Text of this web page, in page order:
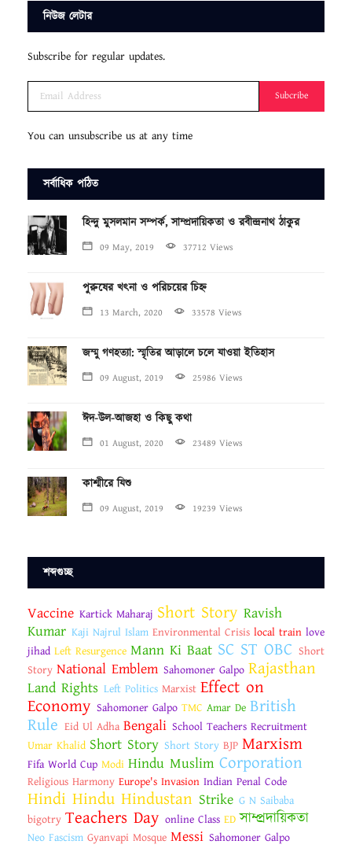
নিউজ লেটার
Subscribe for regular updates.
Subcribe
You can unsubscribe us at any time
সর্বাধিক পঠিত
হিন্দু মুসলমান সম্পর্ক, সাম্প্রদায়িকতা ও রবীন্দ্রনাথ ঠাকুর
09 May, 2019 37712 Views
পুরুষের খৎনা ও পরিচয়ের চিহ্ন
13 March, 2020 33578 Views
জম্মু গণহত্যা: স্মৃতির আড়ালে চলে যাওয়া ইতিহাস
09 August, 2019 25986 Views
ঈদ-উল-আজহা ও কিছু কথা
01 August, 2020 23489 Views
কাশ্মীরে যিশু
09 August, 2019 19239 Views
শব্দগুচ্ছ
Vaccine Kartick Maharaj Short Story Ravish
Kumar Kaji Najrul Islam Environmental Crisis local train love
jihad Left Resurgence Mann Ki Baat SC ST OBC Short
Story National Emblem Sahomoner Galpo Rajasthan
Land Rights Left Politics Marxist Effect on
Economy Sahomoner Galpo TMC Amar De British
Rule Eid Ul Adha Bengali School Teachers Recruitment
Umar Khalid Short Story Short Story BJP Marxism
Fifa World Cup Modi Hindu Muslim Corporation
Religious Harmony Europe's Invasion Indian Penal Code
Hindi Hindu Hindustan Strike G N Saibaba
bigotry Teachers Day online Class ED সাম্প্রদায়িকতা
Neo Fascism Gyanvapi Mosque Messi Sahomoner Galpo